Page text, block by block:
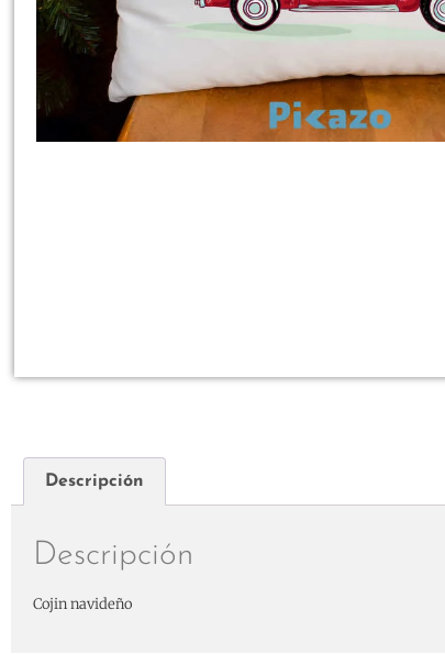
Descripción
Descripción
Cojin navideño